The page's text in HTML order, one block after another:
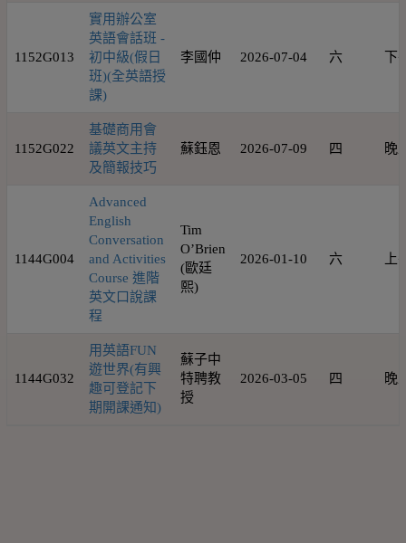
1152G013
實用辦公室
英語會話班 -
初中級(假日
班)(全英語授
課)
李國仲 2026-07-04 六 下
1152G022
基礎商用會
議英文主持
及簡報技巧
蘇鈺恩 2026-07-09 四 晚
1144G004
Advanced
English
Conversation
and Activities
Course 進階
英文口說課
程
Tim
O’Brien
(歐廷
熙)
2026-01-10 六 上
1144G032
用英語FUN
遊世界(有興
趣可登記下
期開課通知)
蘇子中
特聘教
授
2026-03-05 四 晚